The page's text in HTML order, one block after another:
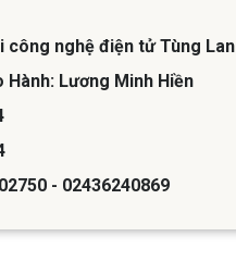
công nghệ điện tử Tùng Lan
Hành: Lương Minh Hiền
- 02436240869